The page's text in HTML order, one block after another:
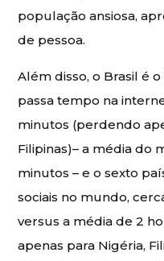
população ansiosa,
de pessoa.
Além disso, o Brasil é
passa tempo na
minutos (perdendo
Filipinas)– a média do
minutos – e o sexto
sociais no mundo,
versus a média de 2
apenas para Nigéria,